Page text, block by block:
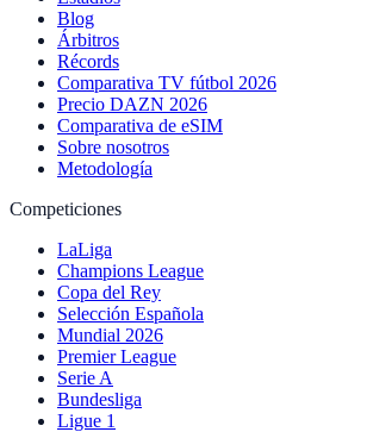
Blog
Árbitros
Récords
Comparativa TV fútbol 2026
Precio DAZN 2026
Comparativa de eSIM
Sobre nosotros
Metodología
Competiciones
LaLiga
Champions League
Copa del Rey
Selección Española
Mundial 2026
Premier League
Serie A
Bundesliga
Ligue 1